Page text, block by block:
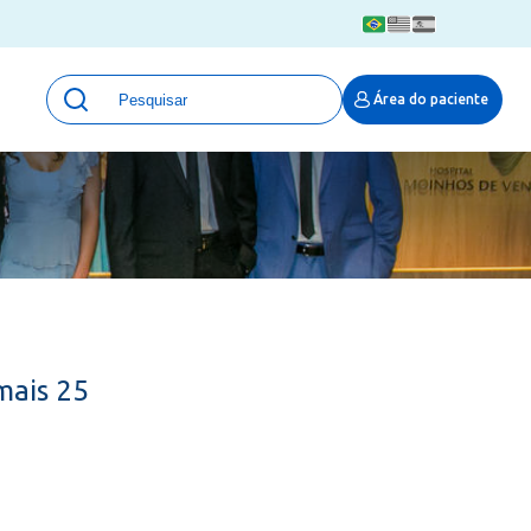
Área do paciente
Unidades
Qualidade e Segurança em saúde
Eventos
Portal Pesquisa
Programa de Qualidade em Pesquisa
(ProQuali)
25